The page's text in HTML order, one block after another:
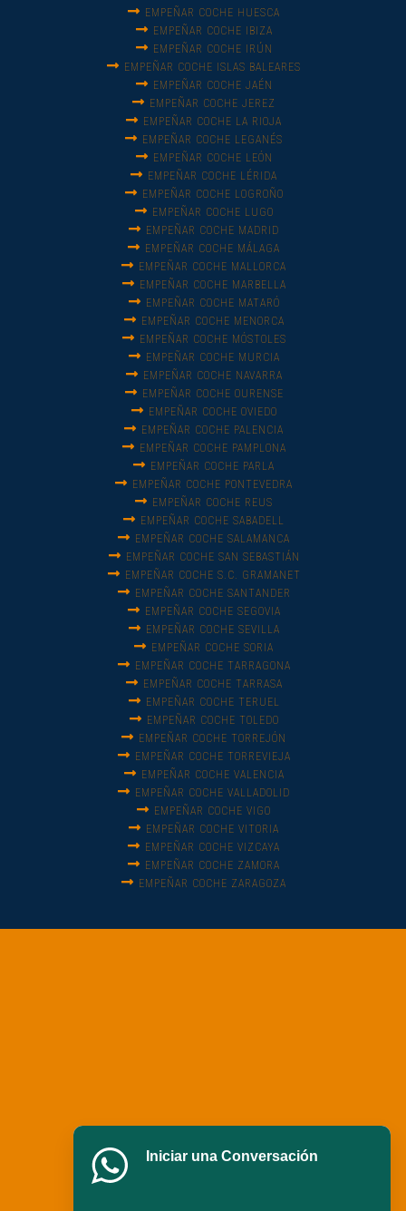
EMPEÑAR COCHE HUESCA
EMPEÑAR COCHE IBIZA
EMPEÑAR COCHE IRÚN
EMPEÑAR COCHE ISLAS BALEARES
EMPEÑAR COCHE JAÉN
EMPEÑAR COCHE JEREZ
EMPEÑAR COCHE LA RIOJA
EMPEÑAR COCHE LEGANÉS
EMPEÑAR COCHE LEÓN
EMPEÑAR COCHE LÉRIDA
EMPEÑAR COCHE LOGROÑO
EMPEÑAR COCHE LUGO
EMPEÑAR COCHE MADRID
EMPEÑAR COCHE MÁLAGA
EMPEÑAR COCHE MALLORCA
EMPEÑAR COCHE MARBELLA
EMPEÑAR COCHE MATARÓ
EMPEÑAR COCHE MENORCA
EMPEÑAR COCHE MÓSTOLES
EMPEÑAR COCHE MURCIA
EMPEÑAR COCHE NAVARRA
EMPEÑAR COCHE OURENSE
EMPEÑAR COCHE OVIEDO
EMPEÑAR COCHE PALENCIA
EMPEÑAR COCHE PAMPLONA
EMPEÑAR COCHE PARLA
EMPEÑAR COCHE PONTEVEDRA
EMPEÑAR COCHE REUS
EMPEÑAR COCHE SABADELL
EMPEÑAR COCHE SALAMANCA
EMPEÑAR COCHE SAN SEBASTIÁN
EMPEÑAR COCHE S.C. GRAMANET
EMPEÑAR COCHE SANTANDER
EMPEÑAR COCHE SEGOVIA
EMPEÑAR COCHE SEVILLA
EMPEÑAR COCHE SORIA
EMPEÑAR COCHE TARRAGONA
EMPEÑAR COCHE TARRASA
EMPEÑAR COCHE TERUEL
EMPEÑAR COCHE TOLEDO
EMPEÑAR COCHE TORREJÓN
EMPEÑAR COCHE TORREVIEJA
EMPEÑAR COCHE VALENCIA
EMPEÑAR COCHE VALLADOLID
EMPEÑAR COCHE VIGO
EMPEÑAR COCHE VITORIA
EMPEÑAR COCHE VIZCAYA
EMPEÑAR COCHE ZAMORA
EMPEÑAR COCHE ZARAGOZA
Iniciar una Conversación